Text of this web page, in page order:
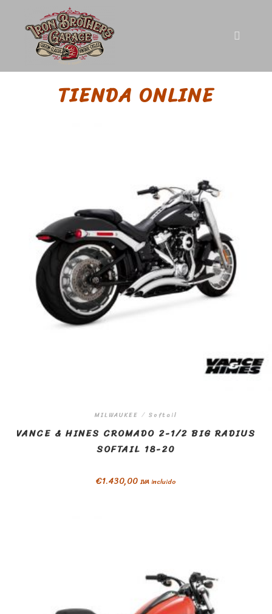
TIENDA ONLINE
MILWAUKEE / Softail
VANCE & HINES CROMADO 2-1/2 BIG RADIUS
SOFTAIL 18-20
€1.430,00 IVA incluido